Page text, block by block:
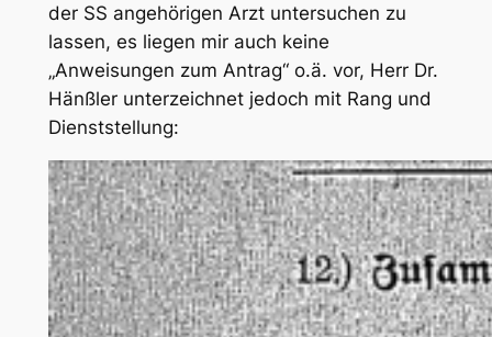
der SS angehörigen Arzt untersuchen zu
lassen, es liegen mir auch keine
„Anweisungen zum Antrag“ o.ä. vor, Herr Dr.
Hänßler unterzeichnet jedoch mit Rang und
Dienststellung: